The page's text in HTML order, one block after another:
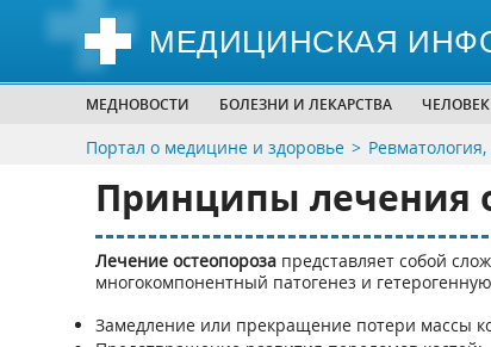
МЕДИЦИНСКАЯ
МЕДНОВОСТИ БОЛЕЗНИ И ЛЕКАРСТВА
Портал о медицине и здоровье
Принципы лечения
Лечение остеопорозапредставляет собой
многокомпонентный патогенез и
Замедление или прекращение потери массы